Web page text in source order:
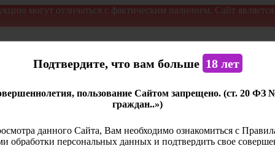
могут отличаться с фактическим наличием. Сайт
Подтвердите, что вам больше 18 лет
пользование Сайтом запрещено. (ст. 20 ФЗ
граждан..»)
данного Сайта, Вам необходимо ознакомиться с
обработки персональных данных и подтвердить свое